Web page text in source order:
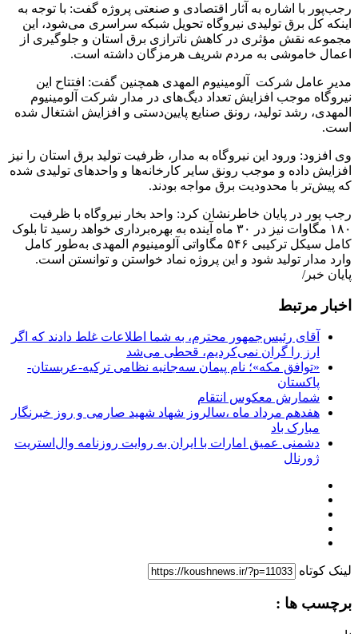
رجب‌پور با اشاره به آثار اقتصادی و صنعتی پروژه گفت: با توجه به
اینکه کل برق تولیدی نیروگاه تحویل شبکه سراسری می‌شود، این
مجموعه نقش مؤثری در کاهش ناترازی برق استان و جلوگیری از
اعمال خاموشی به مردم شریف هرمزگان داشته است.
مدیر عامل شرکت آلومینیوم المهدی همچنین گفت: افتتاح این
نیروگاه موجب افزایش تعداد دیگ‌های در مدار شرکت آلومینیوم
المهدی، رشد تولید، رونق صنایع پایین‌دستی و افزایش اشتغال شده
است.
وی افزود: ورود این نیروگاه به مدار، ظرفیت تولید برق استان را نیز
افزایش داده و موجب رونق سایر کارخانه‌ها و واحدهای تولیدی شده
که پیش‌تر با محدودیت برق مواجه بودند.
رجب پور در پایان خاطرنشان کرد: واحد بخار نیروگاه با ظرفیت
۱۸۰ مگاوات نیز در ۳۰ ماه آینده به بهره‌برداری خواهد رسید تا بلوک
کامل سیکل ترکیبی ۵۴۶ مگاواتی آلومینیوم المهدی به‌طور کامل
وارد مدار تولید شود و این پروژه نماد خواستن و توانستن است.
پایان خبر/
اخبار مرتبط
آقای رئیس‌جمهور محترم، به شما اطلاعات غلط دادند که اگر
ارز را گران نمی‌کردیم، قحطی می‌شد
«توافق مکه»؛ نام پیمان سه‌جانبه نظامی ترکیه-عربستان-
پاکستان
شمارش معکوس انتقام
هفدهم مرداد ماه ،سالروز شهاد شهید صارمی و روز خبرنگار
مبارک باد
دشمنی عمیق امارات با ایران به روایت روزنامه وال‌استریت
ژورنال
لینک کوتاه
برچسب ها :